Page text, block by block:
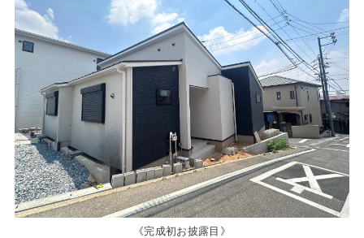
《完成初お披露目》